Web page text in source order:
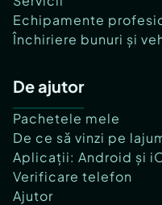
Echipamente
Închiriere bunuri și
De ajutor
Pachetele mele
De ce să vinzi pe
Aplicații: Android și
Verificare telefon
Ajutor